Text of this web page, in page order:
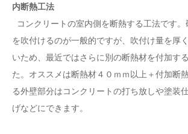
内断熱工法
コンクリートの室内側を断熱する工法です
を吹付けるのが一般的ですが、吹付け量を厚
いため、最近ではさらに別の断熱材を付加す
た。オススメは断熱材４０ｍｍ以上＋付加断
る外壁部分はコンクリートの打ち放しや塗装
げなどにできます。